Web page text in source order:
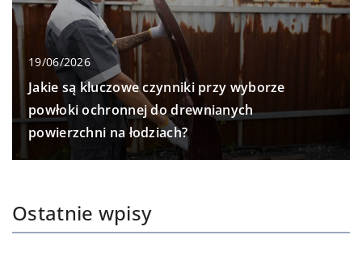
19/06/2026
Jakie są kluczowe czynniki przy wyborze
powłoki ochronnej do drewnianych
powierzchni na łodziach?
Ostatnie wpisy